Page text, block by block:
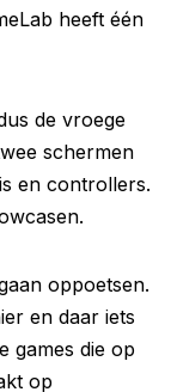
heeft één
de vroege
schermen
en controllers.
oppoetsen.
en daar iets
games die op
op